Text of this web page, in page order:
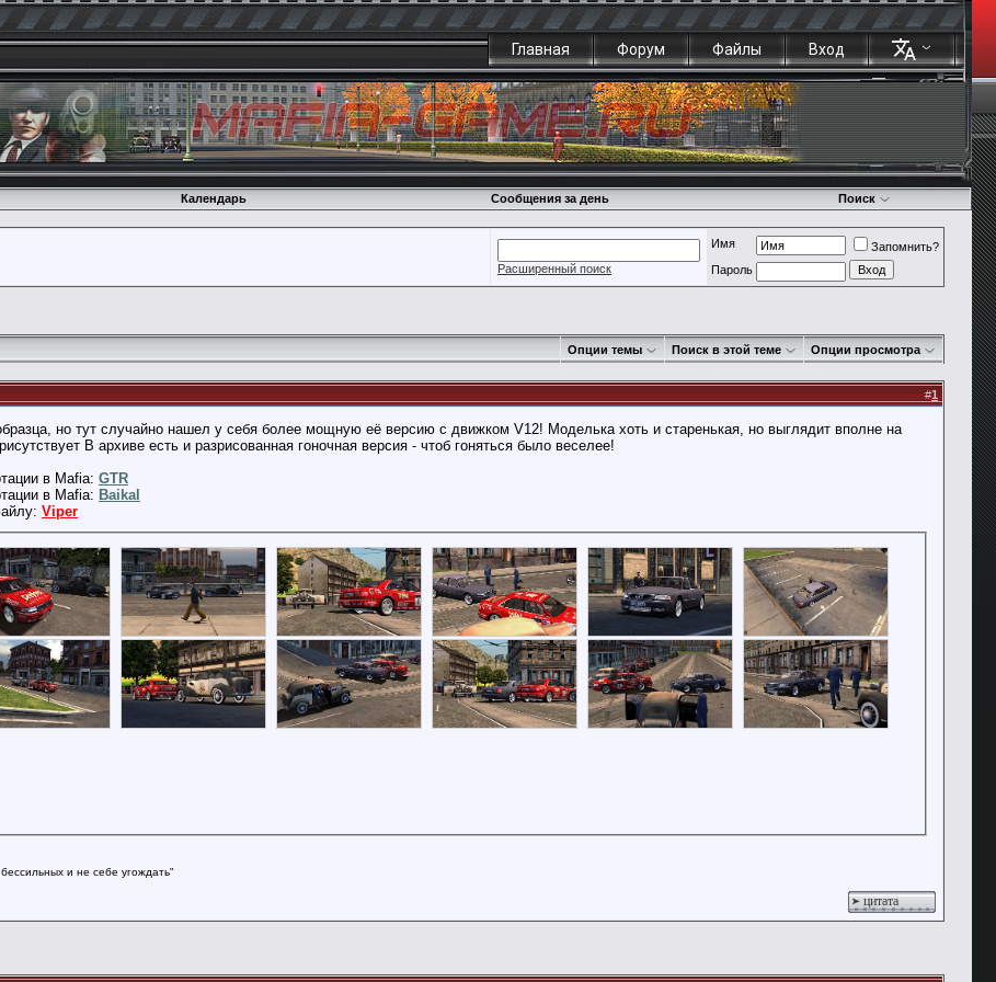
Главная Форум Файлы Вход
Календарь Сообщения за день Поиск
Расширенный поиск
Имя
Запомнить?
Пароль
Опции темы Поиск в этой теме Опции просмотра
#1
но тут случайно нашел у себя более мощную её версию с движком V12! Моделька хоть и старенькая, но выглядит вполне на
В архиве есть и разрисованная гоночная версия - чтоб гоняться было веселее!
в Mafia: GTR
в Mafia: Baikal
Viper
и не себе угождать"
цитата